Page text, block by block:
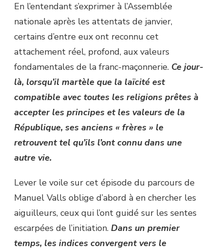
En l’entendant s’exprimer à l’Assemblée
nationale après les attentats de janvier,
certains d’entre eux ont reconnu cet
attachement réel, profond, aux valeurs
fondamentales de la franc-maçonnerie. Ce jour-
là, lorsqu’il martèle que la laïcité est
compatible avec toutes les religions prêtes à
accepter les principes et les valeurs de la
République, ses anciens « frères » le
retrouvent tel qu’ils l’ont connu dans une
autre vie.
Lever le voile sur cet épisode du parcours de
Manuel Valls oblige d’abord à en chercher les
aiguilleurs, ceux qui l’ont guidé sur les sentes
escarpées de l’initiation. Dans un premier
temps, les indices convergent vers le